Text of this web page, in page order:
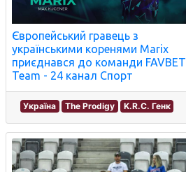
Європейський гравець з
українськими коренями Marix
приєднався до команди FAVBET
Team - 24 канал Спорт
Україна The Prodigy K.R.C. Генк